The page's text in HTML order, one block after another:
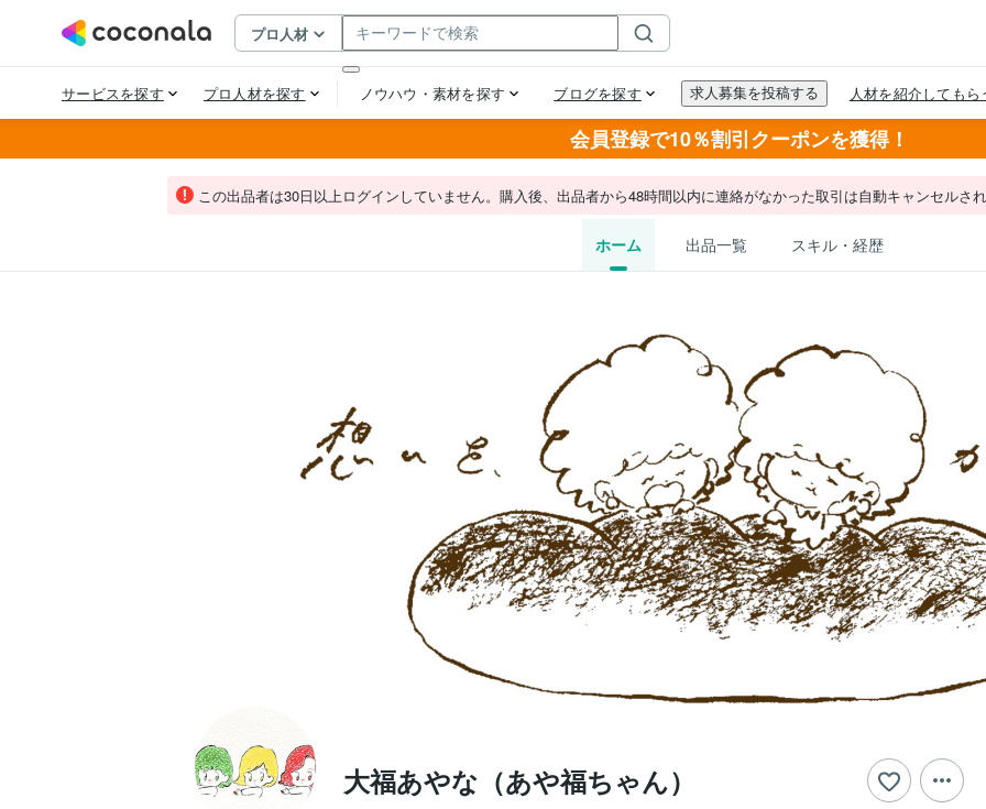
会員登録で10％割引クーポンを獲得！
この出品者は30日以上ログインしていません。購入後、出品者から48時間以内に連絡がなかった取引は自動キャンセルさ
ホーム 出品一覧 スキル・経歴
大福あやな（あや福ちゃん）